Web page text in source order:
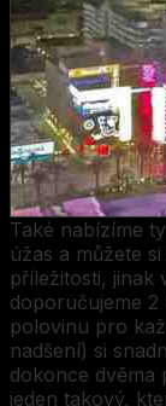
Také nabízíme
úžas a můžete
příležitosti, jinak
doporučujeme
polovinu pro
nadšení) si
dokonce dvěma
jeden takový,